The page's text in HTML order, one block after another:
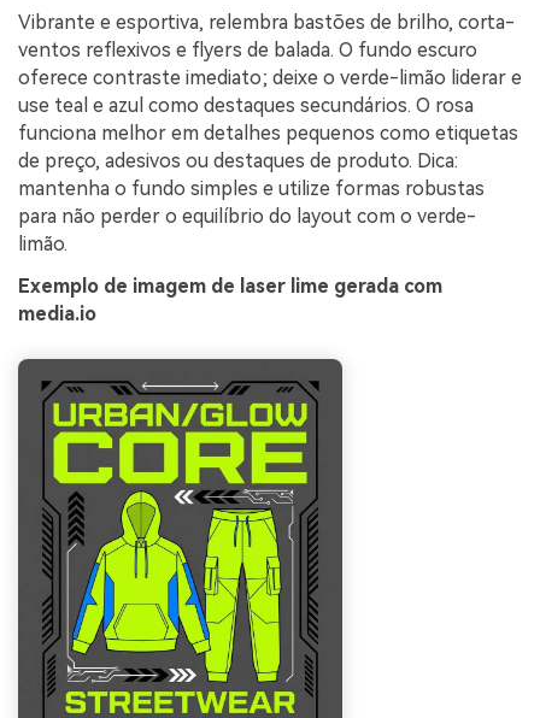
Vibrante e esportiva, relembra bastões de brilho, corta-
ventos reflexivos e flyers de balada. O fundo escuro
oferece contraste imediato; deixe o verde-limão liderar e
use teal e azul como destaques secundários. O rosa
funciona melhor em detalhes pequenos como etiquetas
de preço, adesivos ou destaques de produto. Dica:
mantenha o fundo simples e utilize formas robustas
para não perder o equilíbrio do layout com o verde-
limão.
Exemplo de imagem de laser lime gerada com
media.io